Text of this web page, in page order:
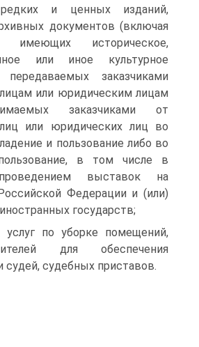
редких и ценных изданий,
документов (включая
имеющих историческое,
или иное культурное
заказчиками
или юридическим лицам
заказчиками от
или юридических лиц во
и пользование либо во
в том числе в
выставок на
Федерации и (или)
государств;
услуг по уборке помещений,
для обеспечения
судей, судебных приставов.